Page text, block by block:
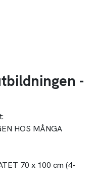
-
HOS MÅNGA
70 x 100 cm (4-